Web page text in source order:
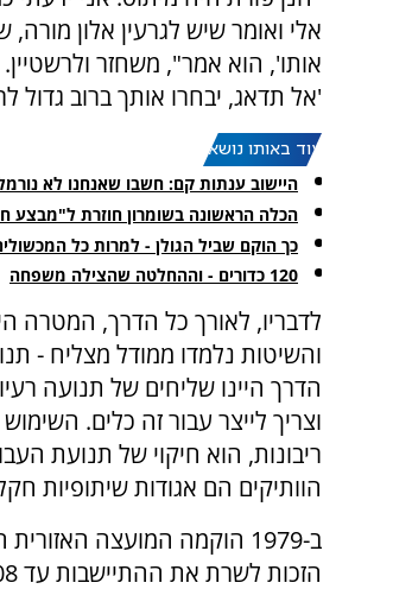
אלי ואומר שיש לגרעין אלון
אותו', הוא אמר", משחזר
'אל תדאג, יבחרו אותך ברוב גדול
עוד באותו נושא:
היישוב ענתות קם: חשבו שאנחנו לא
הכלה הראשונה בשומרון חוזרת ל"מבצע
כך הוקם שביל הגולן - למרות כל
120 כדורים - וההחלטה שהצילה משפחה
לדבריו, לאורך כל הדרך, המטרה
והשיטות נלמדו ממודל מצליח -
הדרך היינו שליחים של תנועה
וצריך לייצר עבור זה כלים.
ריבונות, הוא חיקוי של תנועת
הוותיקים הם אגודות שיתופיות
ב-1979 הוקמה המועצה